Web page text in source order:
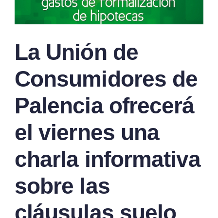
La Unión de
Consumidores de
Palencia ofrecerá
el viernes una
charla informativa
sobre las
cláusulas suelo